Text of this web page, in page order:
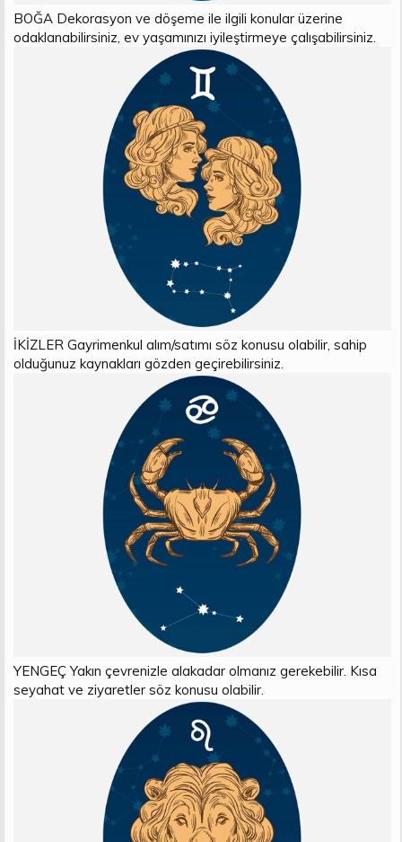
BOĞA Dekorasyon ve döşeme ile ilgili konular üzerine
odaklanabilirsiniz, ev yaşamınızı iyileştirmeye çalışabilirsiniz.
İKİZLER Gayrimenkul alım/satımı söz konusu olabilir, sahip
olduğunuz kaynakları gözden geçirebilirsiniz.
YENGEÇ Yakın çevrenizle alakadar olmanız gerekebilir. Kısa
seyahat ve ziyaretler söz konusu olabilir.